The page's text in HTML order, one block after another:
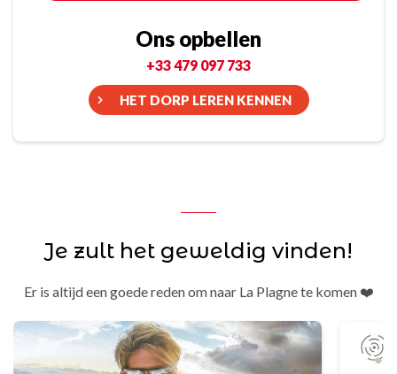
Ons opbellen
+33 479 097 733
HET DORP LEREN KENNEN
Je zult het geweldig vinden!
Er is altijd een goede reden om naar La Plagne te komen ❤️